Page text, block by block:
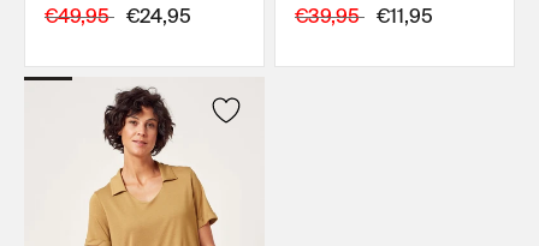
€49,95 €24,95
€39,95 €11,95